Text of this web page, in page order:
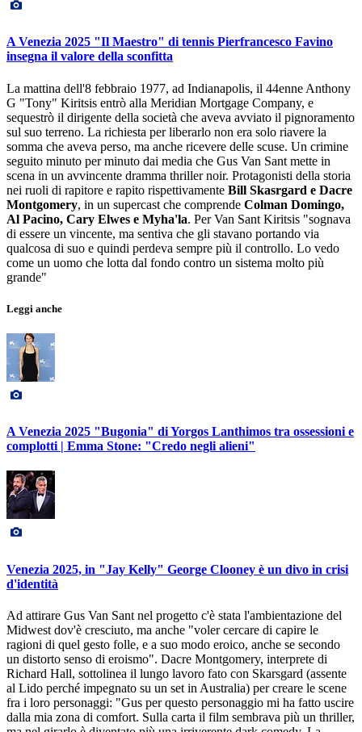
A Venezia 2025 "Il Maestro" di tennis Pierfrancesco Favino
insegna il valore della sconfitta
La mattina dell'8 febbraio 1977, ad Indianapolis, il 44enne Anthony
G "Tony" Kiritsis entrò alla Meridian Mortgage Company, e
sequestrò il dirigente della società che aveva avviato il pignoramento
sul suo terreno. La richiesta per liberarlo non era solo riavere la
somma che aveva perso, ma anche ricevere delle scuse. Un crimine
seguito minuto per minuto dai media che Gus Van Sant mette in
scena in un avvincente dramma thriller noir. Protagonisti della storia
nei ruoli di rapitore e rapito rispettivamente Bill Skasrgard e Dacre
Montgomery, in un supercast che comprende Colman Domingo,
Al Pacino, Cary Elwes e Myha'la. Per Van Sant Kiritsis "sognava
di essere un vincente, ma sentiva che gli stavano portando via
qualcosa di suo e quindi perdeva sempre più il controllo. Lo vedo
come un uomo che lotta dal fondo contro un sistema molto più
grande"
Leggi anche
A Venezia 2025 "Bugonia" di Yorgos Lanthimos tra ossessioni e
complotti | Emma Stone: "Credo negli alieni"
Venezia 2025, in "Jay Kelly" George Clooney è un divo in crisi
d'identità
Ad attirare Gus Van Sant nel progetto c'è stata l'ambientazione del
Midwest dov'è cresciuto, ma anche "voler cercare di capire le
ragioni di quel gesto folle, e a suo modo eroico, anche se secondo
un distorto senso di eroismo". Dacre Montgomery, interprete di
Richard Hall, sottolinea il lungo lavoro fato con Skarsgard (assente
al Lido perché impegnato su un set in Australia) per creare le scene
fra i loro personaggi: "Gus per questo personaggio mi ha fatto uscire
dalla mia zona di comfort. Sulla carta il film sembrava più un thriller,